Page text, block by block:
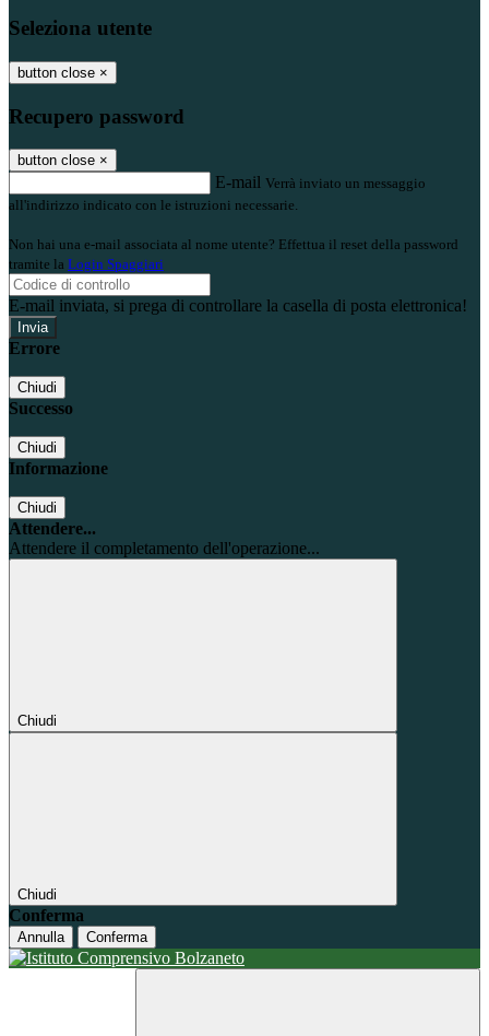
Seleziona utente
button close ×
Recupero password
button close ×
E-mail Verrà inviato un messaggio
all'indirizzo indicato con le istruzioni necessarie.
Non hai una e-mail associata al nome utente? Effettua il reset della password
tramite la Login Spaggiari
E-mail inviata, si prega di controllare la casella di posta elettronica!
Errore
Chiudi
Successo
Chiudi
Informazione
Chiudi
Attendere...
Attendere il completamento dell'operazione...
Chiudi
Chiudi
Conferma
Annulla Conferma